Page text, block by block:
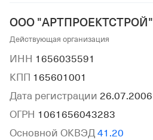
ООО "АРТПРОЕКТСТРОЙ"
Действующая организация
ИНН 1656035591
КПП 165601001
Дата регистрации 26.07.2006
ОГРН 1061656043283
Основной ОКВЭД 41.20